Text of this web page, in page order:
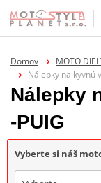
Domov MOTO
Nálepky na kyvnú
Nálepky
-PUIG
Vyberte si náš